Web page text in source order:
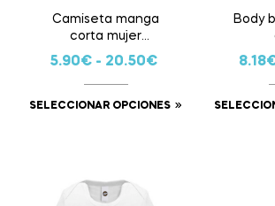
Camiseta manga
corta mujer
personalizada
5.90€ - 20.50€
SELECCIONAR OPCIONES
Body
8.18